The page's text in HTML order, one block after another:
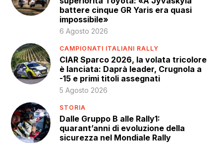
battere cinque GR Yaris era quasi
impossibile»
6 Agosto 2026
CAMPIONATI ITALIANI RALLY
CIAR Sparco 2026, la volata tricolore
è lanciata: Daprà leader, Crugnola a
-15 e primi titoli assegnati
5 Agosto 2026
STORIA
Dalle Gruppo B alle Rally1:
quarant’anni di evoluzione della
sicurezza nel Mondiale Rally